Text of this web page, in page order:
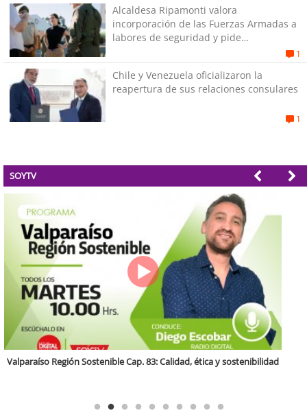
Alcaldesa Ripamonti valora
incorporación de las Fuerzas Armadas a
labores de seguridad y pide
1
Chile y Venezuela oficializaron la
reapertura de sus relaciones consulares
1
SOYTV